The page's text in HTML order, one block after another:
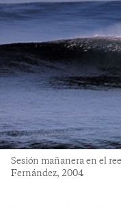
Sesión mañanera en el
Fernández, 2004